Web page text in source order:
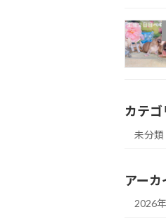
カテゴ
未分類
アーカ
2026